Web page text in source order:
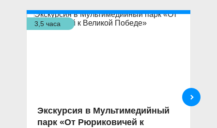
3,5 часа
Экскурсия в Мультимедийный
парк «От Рюриковичей к